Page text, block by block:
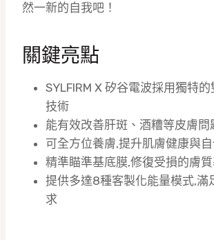
然一新的自我吧！
關鍵亮點
SYLFIRM X 矽谷電波採用獨特
技術
能有效改善肝斑、酒糟等皮膚問
可全方位養膚,提升肌膚健康與
精準瞄準基底膜,修復受損的膚
提供多達8種客製化能量模式,滿
求